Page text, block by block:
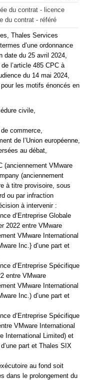
du contrat - licence
du contrat - référé
Thales Services
d’une ordonnance
date du 25 avril 2024,
l’article 485 CPC à
du 14 mai 2024,
les motifs énoncés en
civile,
commerce,
de l’Union européenne,
au débat,
(anciennement VMware
(anciennement
à titre provisoire, sous
ou par infraction
à intervenir :
d’Entreprise Globale
2022 entre VMware
VMware International
Inc.} d’une part et
d’Entreprise Spécifique
entre VMware
VMware International
Inc.) d’une part et
d’Entreprise Spécifique
VMware International
International Limited) et
part et Thales SIX
au fond soit
dans le prolongement du